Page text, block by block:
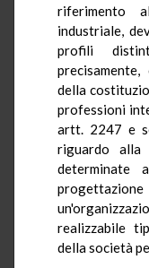
riferimento
industriale,
profili
della
professioni
artt. 2247 e
riguardo alla
determinate
realizzabile
della società